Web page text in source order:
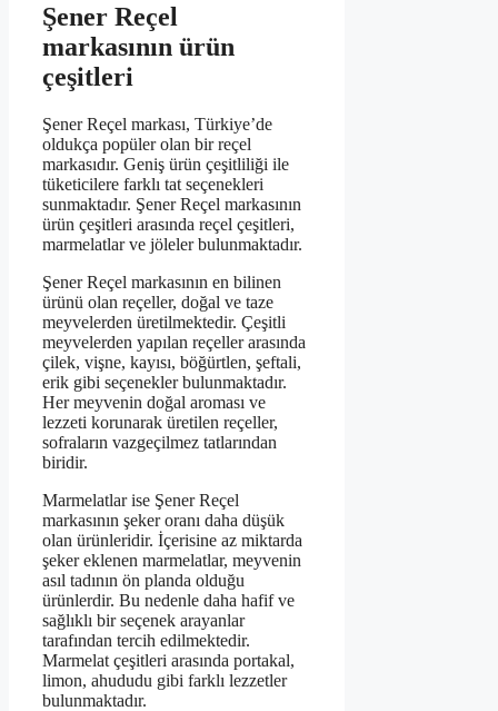
Şener Reçel
markasının ürün
çeşitleri
Şener Reçel markası, Türkiye’de
oldukça popüler olan bir reçel
markasıdır. Geniş ürün çeşitliliği ile
tüketicilere farklı tat seçenekleri
sunmaktadır. Şener Reçel markasının
ürün çeşitleri arasında reçel çeşitleri,
marmelatlar ve jöleler bulunmaktadır.
Şener Reçel markasının en bilinen
ürünü olan reçeller, doğal ve taze
meyvelerden üretilmektedir. Çeşitli
meyvelerden yapılan reçeller arasında
çilek, vişne, kayısı, böğürtlen, şeftali,
erik gibi seçenekler bulunmaktadır.
Her meyvenin doğal aroması ve
lezzeti korunarak üretilen reçeller,
sofraların vazgeçilmez tatlarından
biridir.
Marmelatlar ise Şener Reçel
markasının şeker oranı daha düşük
olan ürünleridir. İçerisine az miktarda
şeker eklenen marmelatlar, meyvenin
asıl tadının ön planda olduğu
ürünlerdir. Bu nedenle daha hafif ve
sağlıklı bir seçenek arayanlar
tarafından tercih edilmektedir.
Marmelat çeşitleri arasında portakal,
limon, ahududu gibi farklı lezzetler
bulunmaktadır.